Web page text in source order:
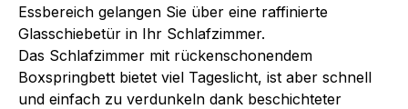
Essbereich gelangen Sie über eine raffinierte
Glasschiebetür in Ihr Schlafzimmer.
Das Schlafzimmer mit rückenschonendem
Boxspringbett bietet viel Tageslicht, ist aber schnell
und einfach zu verdunkeln dank beschichteter